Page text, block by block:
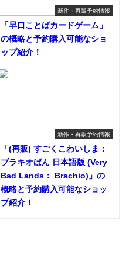
新作・再販予約情報
「早口ことばカードゲーム」
の概略と予約購入可能なショ
ップ紹介！
新作・再販予約情報
「(再販) すごくこわいしま：
ブラキオばん 日本語版 (Very
Bad Lands： Brachio)」の
概略と予約購入可能なショッ
プ紹介！